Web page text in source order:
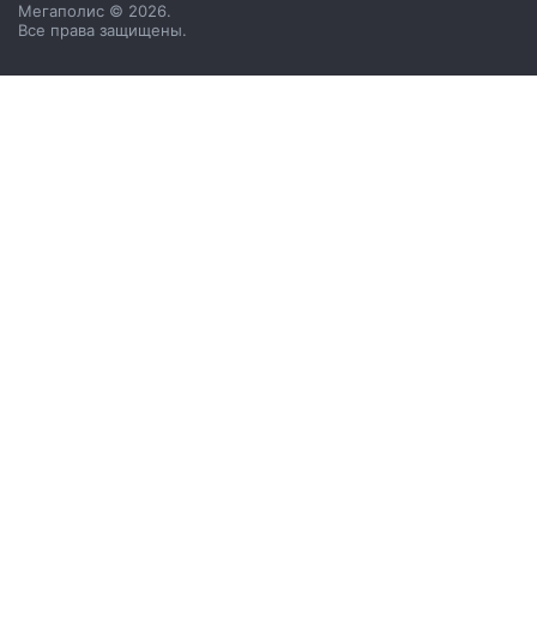
Мегаполис © 2026.
Все права защищены.